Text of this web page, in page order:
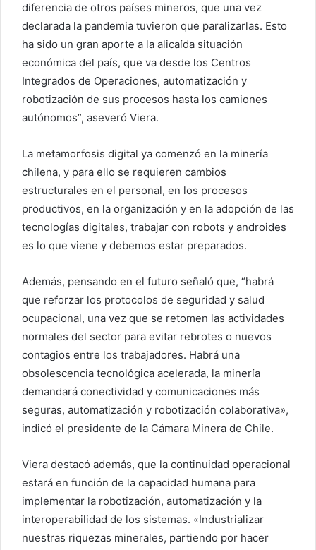
diferencia de otros países mineros, que una vez
declarada la pandemia tuvieron que paralizarlas. Esto
ha sido un gran aporte a la alicaída situación
económica del país, que va desde los Centros
Integrados de Operaciones, automatización y
robotización de sus procesos hasta los camiones
autónomos”, aseveró Viera.
La metamorfosis digital ya comenzó en la minería
chilena, y para ello se requieren cambios
estructurales en el personal, en los procesos
productivos, en la organización y en la adopción de las
tecnologías digitales, trabajar con robots y androides
es lo que viene y debemos estar preparados.
Además, pensando en el futuro señaló que, “habrá
que reforzar los protocolos de seguridad y salud
ocupacional, una vez que se retomen las actividades
normales del sector para evitar rebrotes o nuevos
contagios entre los trabajadores. Habrá una
obsolescencia tecnológica acelerada, la minería
demandará conectividad y comunicaciones más
seguras, automatización y robotización colaborativa»,
indicó el presidente de la Cámara Minera de Chile.
Viera destacó además, que la continuidad operacional
estará en función de la capacidad humana para
implementar la robotización, automatización y la
interoperabilidad de los sistemas. «Industrializar
nuestras riquezas minerales, partiendo por hacer